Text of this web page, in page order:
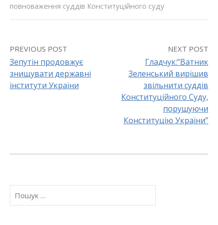
повноваження суддів Конституційного суду
P
n
v
PREVIOUS POST
Зепутін продовжує
знищувати державні
інститути України
NEXT POST
Гладчук:”Ватник
Зеленський вирішив
звільнити суддів
Конституційного Суду,
порушуючи
Конституцію України”
П